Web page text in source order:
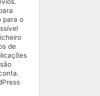
para o
de